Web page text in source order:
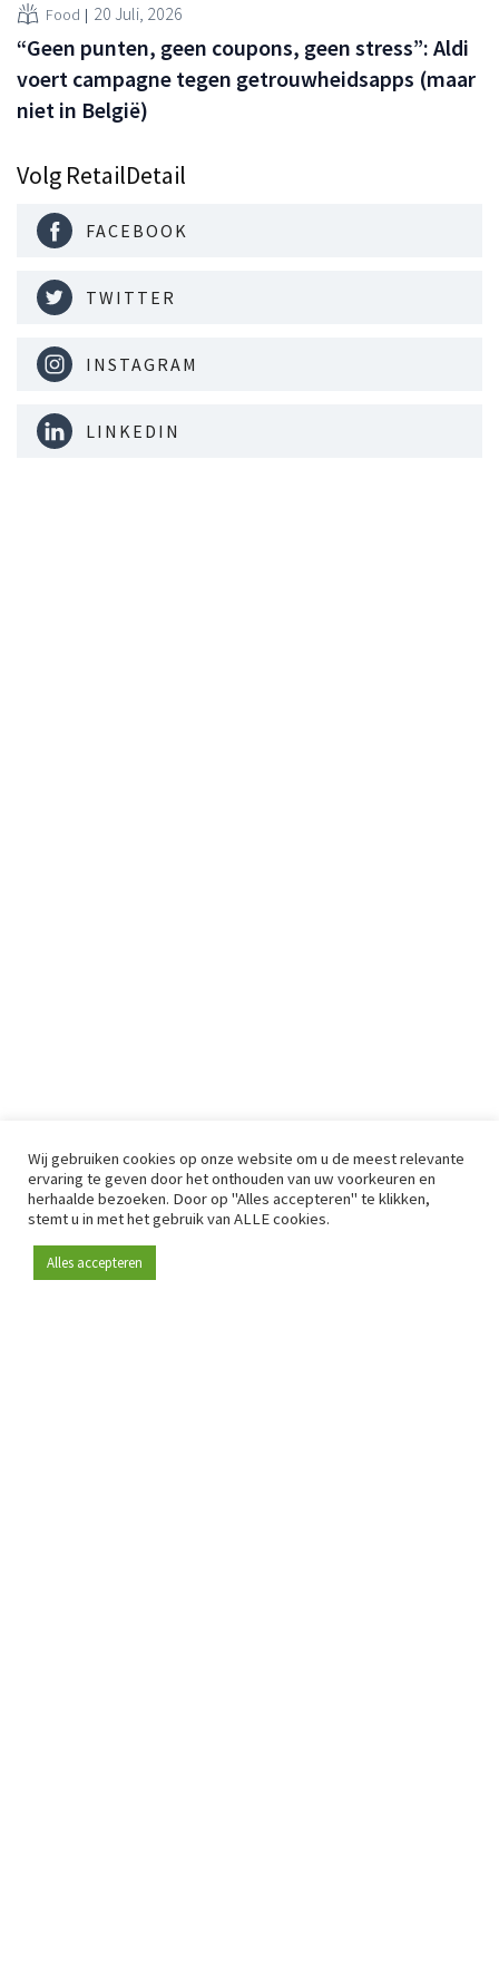
Food 20 Juli, 2026
“Geen punten, geen coupons, geen stress”: Aldi
voert campagne tegen getrouwheidsapps (maar
niet in België)
Volg RetailDetail
FACEBOOK
TWITTER
INSTAGRAM
LINKEDIN
Wij gebruiken cookies op onze website om u de meest relevante
ervaring te geven door het onthouden van uw voorkeuren en
herhaalde bezoeken. Door op "Alles accepteren" te klikken,
stemt u in met het gebruik van ALLE cookies.
Alles accepteren